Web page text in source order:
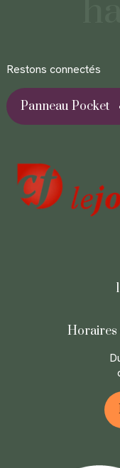
Restons connectés
Panneau Pocket
Horaires